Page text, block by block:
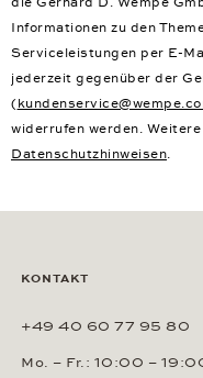
Informationen zu den
Serviceleistungen per E-
jederzeit gegenüber der
(
widerrufen werden.
Datenschutzhinweisen.
KONTAKT
+49 40 60 77 95 80
Mo. – Fr.: 10:00 –